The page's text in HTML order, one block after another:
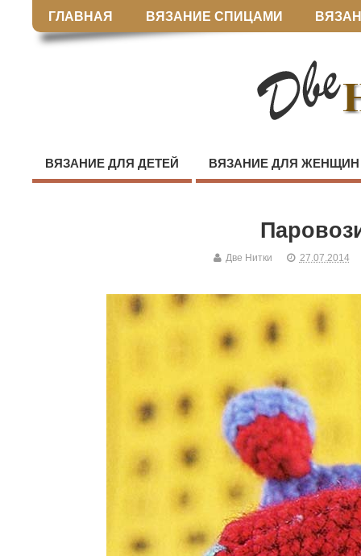
ГЛАВНАЯ ВЯЗАНИЕ СПИЦАМИ
ВЯЗАНИЕ ДЛЯ ДЕТЕЙ ВЯЗАНИЕ ДЛЯ ЖЕНЩИН
Две Нитки 27.07.2014